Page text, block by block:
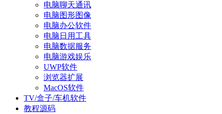
电脑聊天通讯
电脑图形图像
电脑办公软件
电脑日用工具
电脑数据服务
电脑游戏娱乐
UWP软件
浏览器扩展
MacOS软件
TV/盒子/车机软件
教程源码